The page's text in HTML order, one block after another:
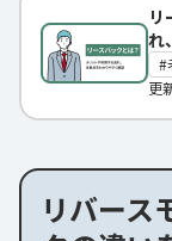
れ
更
リバース